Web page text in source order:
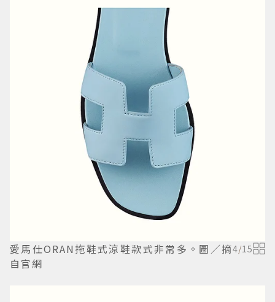
愛馬仕ORAN拖鞋式涼鞋款式非常多。圖／摘
自官網
4/15